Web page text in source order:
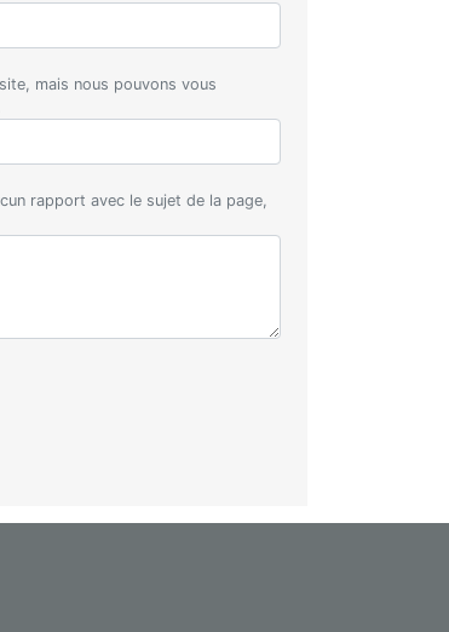
mais nous pouvons vous
rapport avec le sujet de la page,